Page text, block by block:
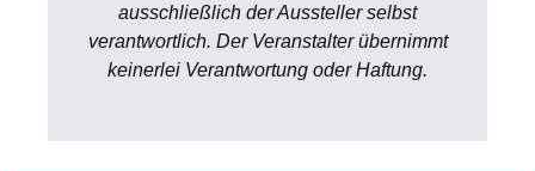
ausschließlich der Aussteller selbst
verantwortlich. Der Veranstalter übernimmt
keinerlei Verantwortung oder Haftung.